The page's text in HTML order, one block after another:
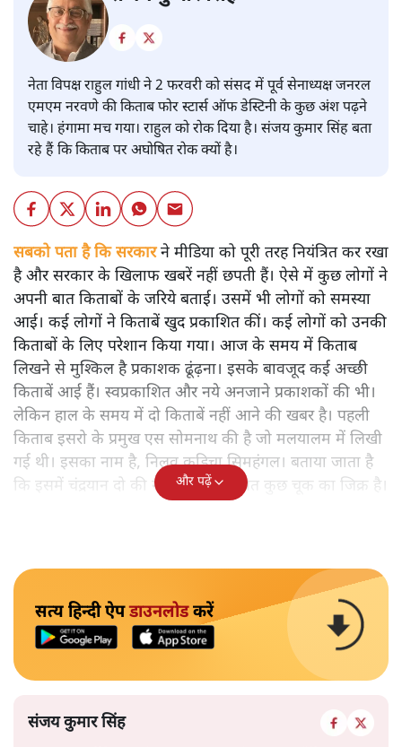
नेता विपक्ष राहुल गांधी ने 2 फरवरी को संसद में पूर्व सेनाध्यक्ष जनरल
एमएम नरवणे की किताब फोर स्टार्स ऑफ डेस्टिनी के कुछ अंश पढ़ने
चाहे। हंगामा मच गया। राहुल को रोक दिया है। संजय कुमार सिंह बता
रहे हैं कि किताब पर अघोषित रोक क्यों है।
सबको पता है कि सरकारने मीडिया को पूरी तरह नियंत्रित कर रखा
है और सरकार के खिलाफ खबरें नहीं छपती हैं। ऐसे में कुछ लोगों ने
अपनी बात किताबों के जरिये बताई। उसमें भी लोगों को समस्या
आई। कई लोगों ने किताबें खुद प्रकाशित कीं। कई लोगों को उनकी
किताबों के लिए परेशान किया गया। आज के समय में किताब
लिखने से मुश्किल है प्रकाशक ढूंढ़ना। इसके बावजूद कई अच्छी
किताबें आई हैं। स्वप्रकाशित और नये अनजाने प्रकाशकों की भी।
लेकिन हाल के समय में दो किताबें नहीं आने की खबर है। पहली
किताब इसरो के प्रमुख एस सोमनाथ की है जो मलयालम में लिखी
गई थी। इसका नाम है, निलवु कुडिचा सिमहंगल। बताया जाता है
कि इसमें चंद्रयान दो की नाकामी से संबंधित कुछ चूक का जिक्र है।
और पढ़ें
सत्य हिन्दी ऐपडाउनलोडकरें
संजय कुमार सिंह